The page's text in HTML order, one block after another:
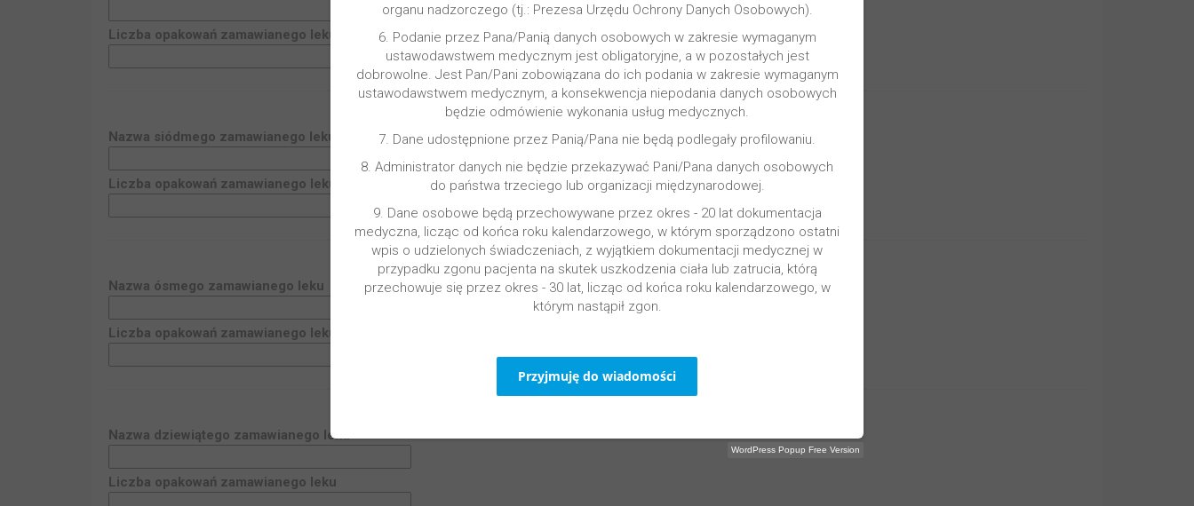
Liczba opakowań zamawianego leku
Nazwa siódmego zamawianego leku
Liczba opakowań zamawianego leku
Nazwa ósmego zamawianego leku
Liczba opakowań zamawianego leku
Nazwa dziewiątego zamawianego leku
Liczba opakowań zamawianego leku
organu nadzorczego (tj.: Prezesa Urzędu Ochrony Danych Osobowych).
6. Podanie przez Pana/Panią danych osobowych w zakresie wymaganym
ustawodawstwem medycznym jest obligatoryjne, a w pozostałych jest
dobrowolne. Jest Pan/Pani zobowiązana do ich podania w zakresie wymaganym
ustawodawstwem medycznym, a konsekwencja niepodania danych osobowych
będzie odmówienie wykonania usług medycznych.
7. Dane udostępnione przez Panią/Pana nie będą podlegały profilowaniu.
8. Administrator danych nie będzie przekazywać Pani/Pana danych osobowych
do państwa trzeciego lub organizacji międzynarodowej.
9. Dane osobowe będą przechowywane przez okres - 20 lat dokumentacja
medyczna, licząc od końca roku kalendarzowego, w którym sporządzono ostatni
wpis o udzielonych świadczeniach, z wyjątkiem dokumentacji medycznej w
przypadku zgonu pacjenta na skutek uszkodzenia ciała lub zatrucia, którą
przechowuje się przez okres - 30 lat, licząc od końca roku kalendarzowego, w
którym nastąpił zgon.
WordPress Popup Free Version